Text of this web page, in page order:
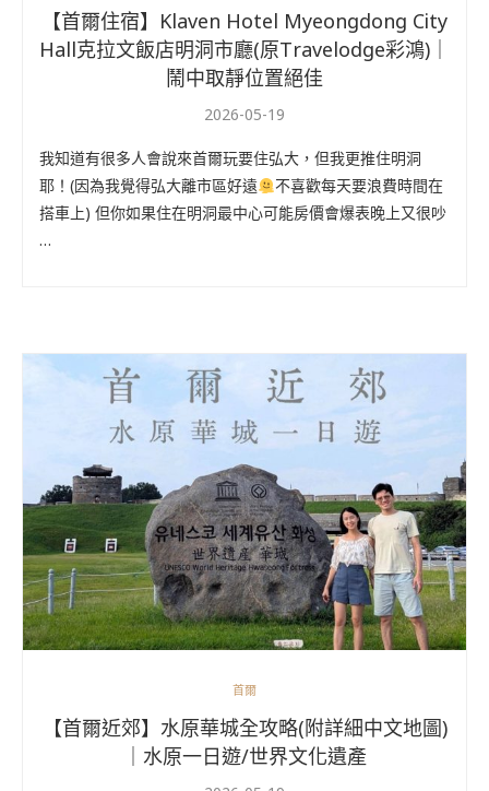
【首爾住宿】Klaven Hotel Myeongdong City
Hall克拉文飯店明洞市廳(原Travelodge彩鴻)｜
鬧中取靜位置絕佳
2026-05-19
我知道有很多人會說來首爾玩要住弘大，但我更推住明洞
耶！(因為我覺得弘大離市區好遠
不喜歡每天要浪費時間在
搭車上) 但你如果住在明洞最中心可能房價會爆表晚上又很吵
…
首爾
【首爾近郊】水原華城全攻略(附詳細中文地圖)
｜水原一日遊/世界文化遺產